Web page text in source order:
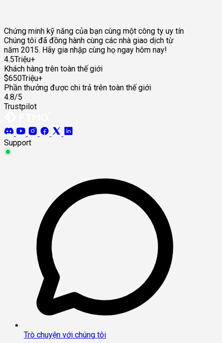
Chứng minh kỹ năng của bạn cùng một công ty uy tín
Chúng tôi đã đồng hành cùng các nhà giao dịch từ
năm 2015. Hãy gia nhập cùng họ ngay hôm nay!
4.5Triệu+
Khách hàng trên toàn thế giới
$650Triệu+
Phần thưởng được chi trả trên toàn thế giới
4.8/5
Trustpilot
Support
Trò chuyện với chúng tôi